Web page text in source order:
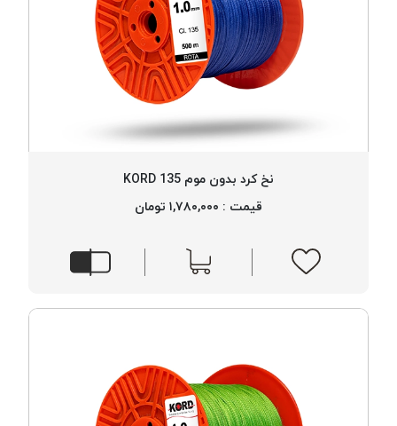
نخ کرد بدون موم 135 KORD
قیمت : ۱,۷۸۰,۰۰۰ تومان